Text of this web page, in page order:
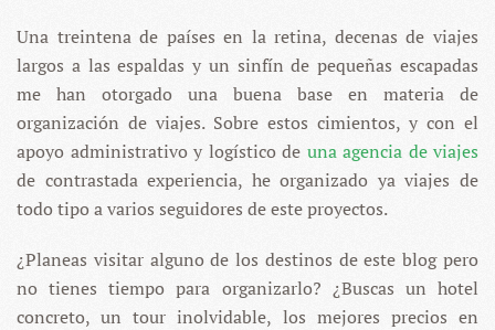
Una treintena de países en la retina, decenas de viajes
largos a las espaldas y un sinfín de pequeñas escapadas
me han otorgado una buena base en materia de
organización de viajes. Sobre estos cimientos, y con el
apoyo administrativo y logístico de una agencia de viajes
de contrastada experiencia, he organizado ya viajes de
todo tipo a varios seguidores de este proyectos.
¿Planeas visitar alguno de los destinos de este blog pero
no tienes tiempo para organizarlo? ¿Buscas un hotel
concreto, un tour inolvidable, los mejores precios en